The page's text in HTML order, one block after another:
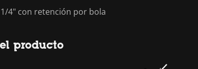
4" con retención por bola
producto